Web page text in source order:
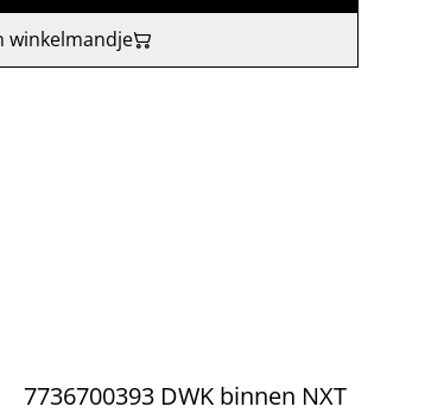
winkelmandje
7736700393 DWK binnen NXT